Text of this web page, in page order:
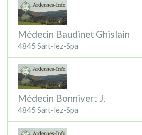
Médecin Baudinet Ghislain
4845 Sart-lez-Spa
Médecin Bonnivert J.
4845 Sart-lez-Spa